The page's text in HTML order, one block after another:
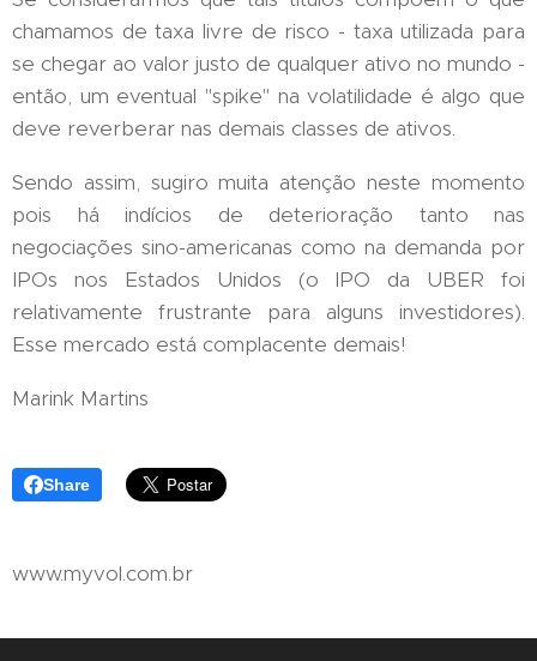
chamamos de taxa livre de risco - taxa utilizada para
se chegar ao valor justo de qualquer ativo no mundo -
então, um eventual "spike" na volatilidade é algo que
deve reverberar nas demais classes de ativos.
Sendo assim, sugiro muita atenção neste momento
pois há indícios de deterioração tanto nas
negociações sino-americanas como na demanda por
IPOs nos Estados Unidos (o IPO da UBER foi
relativamente frustrante para alguns investidores).
Esse mercado está complacente demais!
Marink Martins
Share
www.myvol.com.br